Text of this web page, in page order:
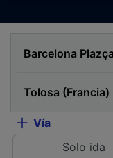
Vía
Solo ida